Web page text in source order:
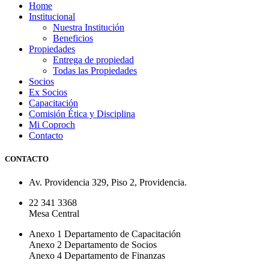
Home
Institucional
Nuestra Institución
Beneficios
Propiedades
Entrega de propiedad
Todas las Propiedades
Socios
Ex Socios
Capacitación
Comisión Ética y Disciplina
Mi Coproch
Contacto
CONTACTO
Av. Providencia 329, Piso 2, Providencia.
22 341 3368
Mesa Central
Anexo 1 Departamento de Capacitación
Anexo 2 Departamento de Socios
Anexo 4 Departamento de Finanzas